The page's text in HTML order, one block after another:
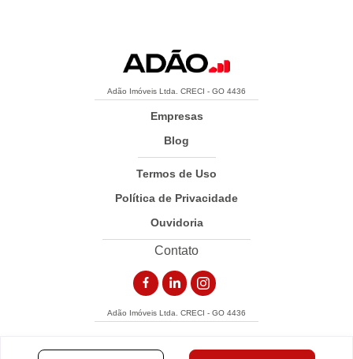
Adão Imóveis Ltda. CRECI - GO 4436
Empresas
Blog
Termos de Uso
Política de Privacidade
Ouvidoria
Contato
Adão Imóveis Ltda. CRECI - GO 4436